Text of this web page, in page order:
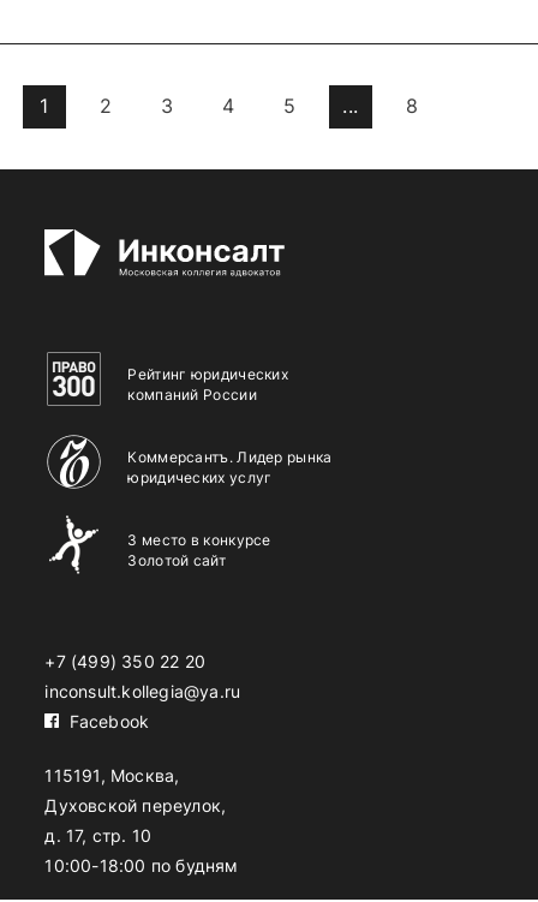
1 2 3 4 5 ... 8
Рейтинг юридических
компаний России
Коммерсантъ. Лидер рынка
юридических услуг
3 место в конкурсе
Золотой сайт
+7 (499) 350 22 20
inconsult.kollegia@ya.ru
Facebook
115191, Москва,
Духовской переулок,
д. 17, стр. 10
10:00-18:00 по будням